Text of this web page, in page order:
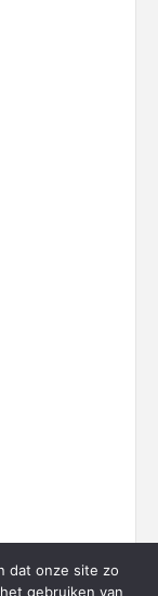
dat onze site zo
gebruiken van